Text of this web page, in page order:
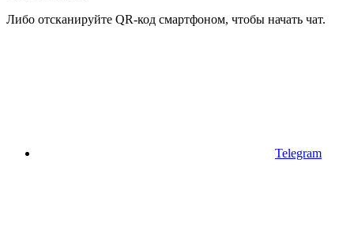
Либо отсканируйте QR-код смартфоном, чтобы начать чат.
Telegram